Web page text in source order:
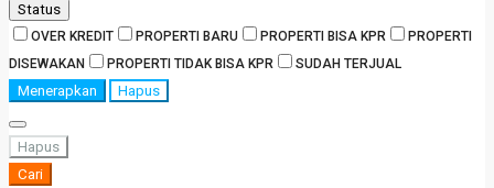
Status
OVER KREDIT PROPERTI BARU PROPERTI BISA KPR
PROPERTI
DISEWAKAN
PROPERTI TIDAK BISA KPR SUDAH TERJUAL
Menerapkan Hapus
Hapus
Cari